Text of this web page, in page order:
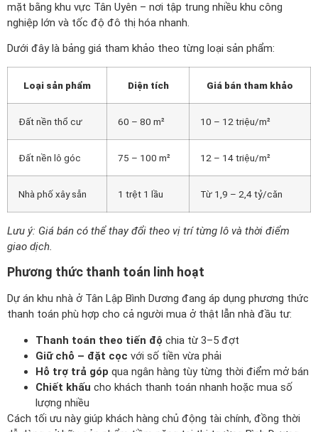
mặt bằng khu vực Tân Uyên – nơi tập trung nhiều khu công
nghiệp lớn và tốc độ đô thị hóa nhanh.
Dưới đây là bảng giá tham khảo theo từng loại sản phẩm:
Loại sản phẩm Diện tích Giá bán tham khảo
Đất nền thổ cư 60 – 80 m² 10 – 12 triệu/m²
Đất nền lô góc 75 – 100 m² 12 – 14 triệu/m²
Nhà phố xây sẵn 1 trệt 1 lầu Từ 1,9 – 2,4 tỷ/căn
Lưu ý: Giá bán có thể thay đổi theo vị trí từng lô và thời điểm
giao dịch.
Phương thức thanh toán linh hoạt
Dự án khu nhà ở Tân Lập Bình Dương đang áp dụng phương thức
thanh toán phù hợp cho cả người mua ở thật lẫn nhà đầu tư:
Thanh toán theo tiến độ chia từ 3–5 đợt
Giữ chỗ – đặt cọc với số tiền vừa phải
Hỗ trợ trả góp qua ngân hàng tùy từng thời điểm mở bán
Chiết khấu cho khách thanh toán nhanh hoặc mua số
lượng nhiều
Cách tối ưu này giúp khách hàng chủ động tài chính, đồng thời